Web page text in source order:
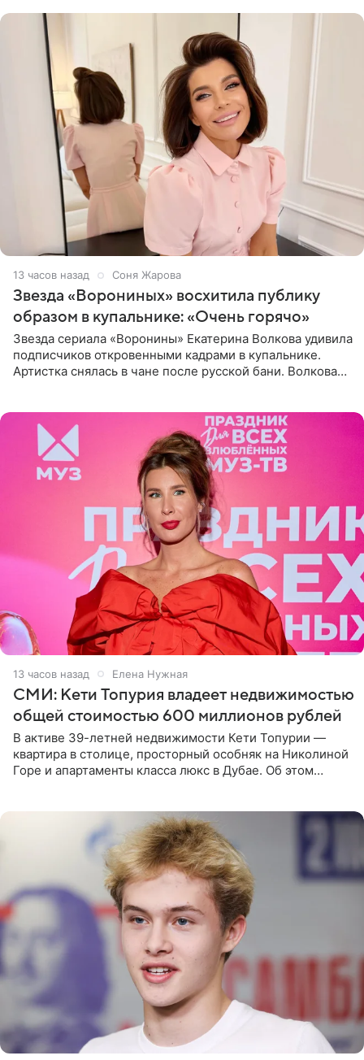
13 часов назад Соня Жарова
Звезда «Ворониных» восхитила публику
образом в купальнике: «Очень горячо»
Звезда сериала «Воронины» Екатерина Волкова удивила
подписчиков откровенными кадрами в купальнике.
Артистка снялась в чане после русской бани. Волкова
13 часов назад Елена Нужная
СМИ: Кети Топурия владеет недвижимостью
общей стоимостью 600 миллионов рублей
В активе 39-летней недвижимости Кети Топурии —
квартира в столице, просторный особняк на Николиной
Горе и апартаменты класса люкс в Дубае. Об этом